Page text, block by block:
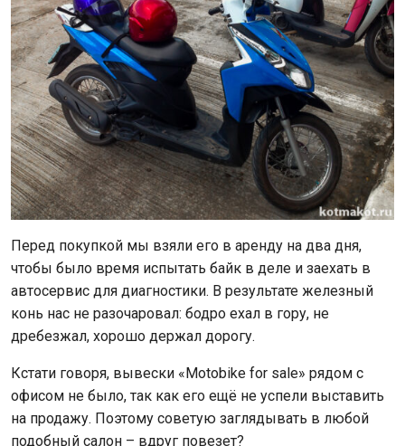
Перед покупкой мы взяли его в аренду на два дня,
чтобы было время испытать байк в деле и заехать в
автосервис для диагностики. В результате железный
конь нас не разочаровал: бодро ехал в гору, не
дребезжал, хорошо держал дорогу.
Кстати говоря, вывески «Motobike for sale» рядом с
офисом не было, так как его ещё не успели выставить
на продажу. Поэтому советую заглядывать в любой
подобный салон – вдруг повезет?